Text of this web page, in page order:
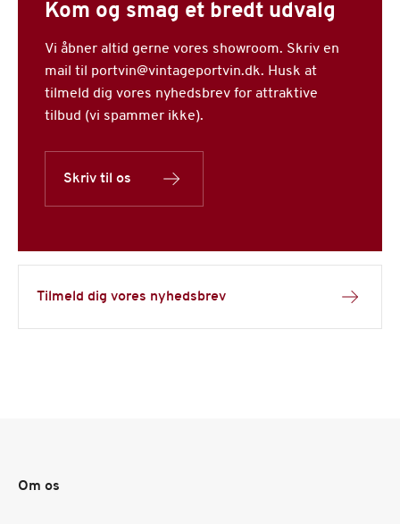
Tilmeld dig vores nyhedsbrev
Kom og smag et bredt udvalg
Vi åbner altid gerne vores showroom. Skriv en
mail til portvin@vintageportvin.dk. Husk at
tilmeld dig vores nyhedsbrev for attraktive
tilbud (vi spammer ikke).
Skriv til os
Om os